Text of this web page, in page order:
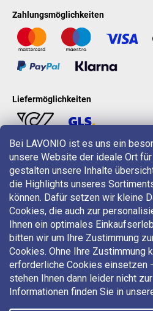
Bei LAVONIO ist es uns ein
unsere Website der ideale Ort
gestalten unsere Inhalte
die Highlights unseres
können. Dafür setzen wir kleine
Cookies, die auch zur
Ihnen ein optimales
bitten wir um Ihre Zustimmung
Cookies. Ohne Ihre Zustimmung
erforderliche Cookies einsetzen
stehen Ihnen dann leider nicht
Informationen finden Sie in
Zahlungsmöglichkeiten
Liefermöglichkeiten
LAVONIO in der Welt
Für Aktionen, Gewinnspiele und